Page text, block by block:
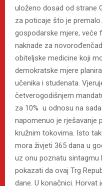
uloženo dosad od strane
za poticaje što je
gospodarske mjere, veće
naknade za
obiteljske medicine koji
demokratske mjere
učenika i studenata.
četverogodišnjem
za 10% u odnosu na
napomenuo je rješavanje
kružnim tokovima. Isto
mora živjeti 365 dana u
uz onu poznatu sintagmu
pokazati da ovaj Trg
dane. U konačnici. Horvat